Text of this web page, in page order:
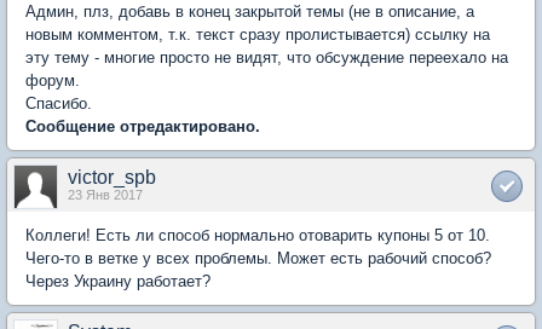
Админ, плз, добавь в конец закрытой темы (не в описание, а
новым комментом, т.к. текст сразу пролистывается) ссылку на
эту тему - многие просто не видят, что обсуждение переехало на
форум.
Спасибо.
Сообщение отредактировано.
victor_spb
23 Янв 2017
Коллеги! Есть ли способ нормально отоварить купоны 5 от 10.
Чего-то в ветке у всех проблемы. Может есть рабочий способ?
Через Украину работает?